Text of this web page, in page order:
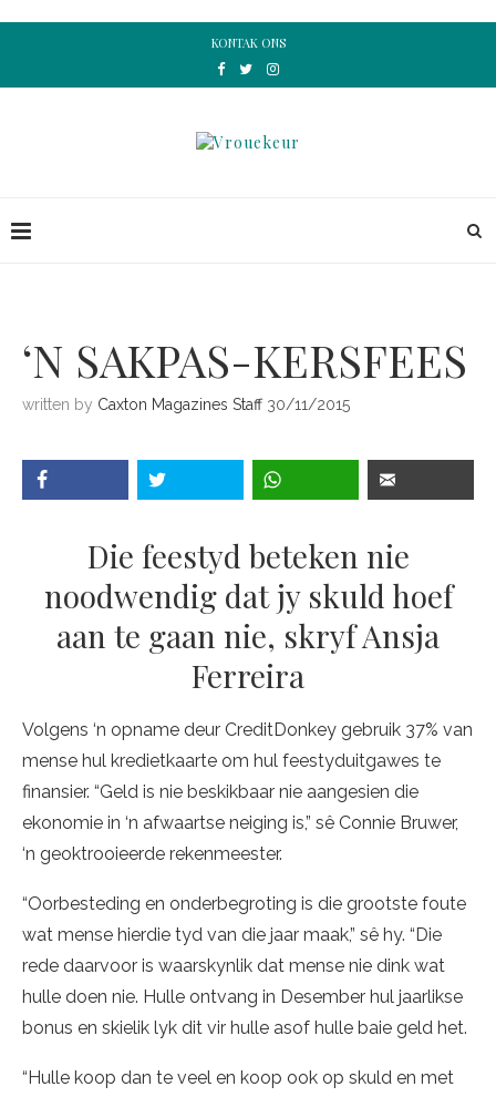
KONTAK ONS
‘N SAKPAS-KERSFEES
written by Caxton Magazines Staff 30/11/2015
Die feestyd beteken nie
noodwendig dat jy skuld hoef
aan te gaan nie, skryf Ansja
Ferreira
Volgens ‘n opname deur CreditDonkey gebruik 37% van
mense hul kredietkaarte om hul feestyduitgawes te
finansier. “Geld is nie beskikbaar nie aangesien die
ekonomie in ‘n afwaartse neiging is,” sê Connie Bruwer,
‘n geoktrooieerde rekenmeester.
“Oorbesteding en onderbegroting is die grootste foute
wat mense hierdie tyd van die jaar maak,” sê hy. “Die
rede daarvoor is waarskynlik dat mense nie dink wat
hulle doen nie. Hulle ontvang in Desember hul jaarlikse
bonus en skielik lyk dit vir hulle asof hulle baie geld het.
“Hulle koop dan te veel en koop ook op skuld en met